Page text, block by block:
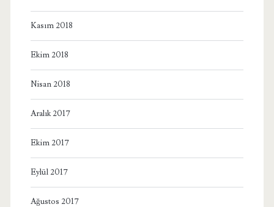
Kasım 2018
Ekim 2018
Nisan 2018
Aralık 2017
Ekim 2017
Eylül 2017
Ağustos 2017